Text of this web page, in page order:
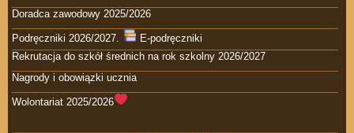
Doradca zawodowy 2025/2026
Podręczniki 2026/2027.
E-podręczniki
Rekrutacja do szkół średnich na rok szkolny 2026/2027
Nagrody i obowiązki ucznia
Wolontariat 2025/2026